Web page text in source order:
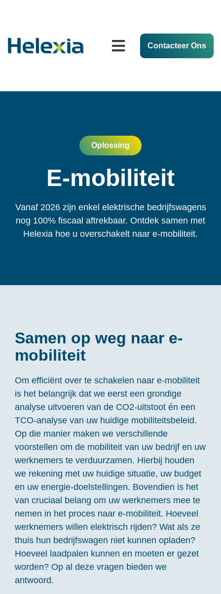
Contacteer Ons
Oplossing
E-mobiliteit
Vanaf 2026 zijn enkel elektrische bedrijfswagens
nog 100% fiscaal aftrekbaar. Ontdek samen met
Helexia hoe u overschakelt naar e-mobiliteit.
Samen op weg naar e-
mobiliteit
Om efficiënt over te schakelen naar e-mobiliteit
is het belangrijk dat we eerst een grondige
analyse uitvoeren van de CO2-uitstoot én een
TCO-analyse van uw huidige mobiliteitsbeleid.
Op die manier maken we verschillende
voorstellen om de mobiliteit van uw bedrijf en uw
werknemers te verduurzamen. Hierbij houden
we rekening met uw huidige situatie, uw budget
en uw energie-doelstellingen. Bovendien is het
van cruciaal belang om uw werknemers mee te
nemen in het proces naar e-mobiliteit. Hoeveel
werknemers willen elektrisch rijden? Wat als ze
thuis hun bedrijfswagen niet kunnen opladen?
Hoeveel laadpalen kunnen en moeten er gezet
worden? Op al deze vragen bieden we
antwoord.